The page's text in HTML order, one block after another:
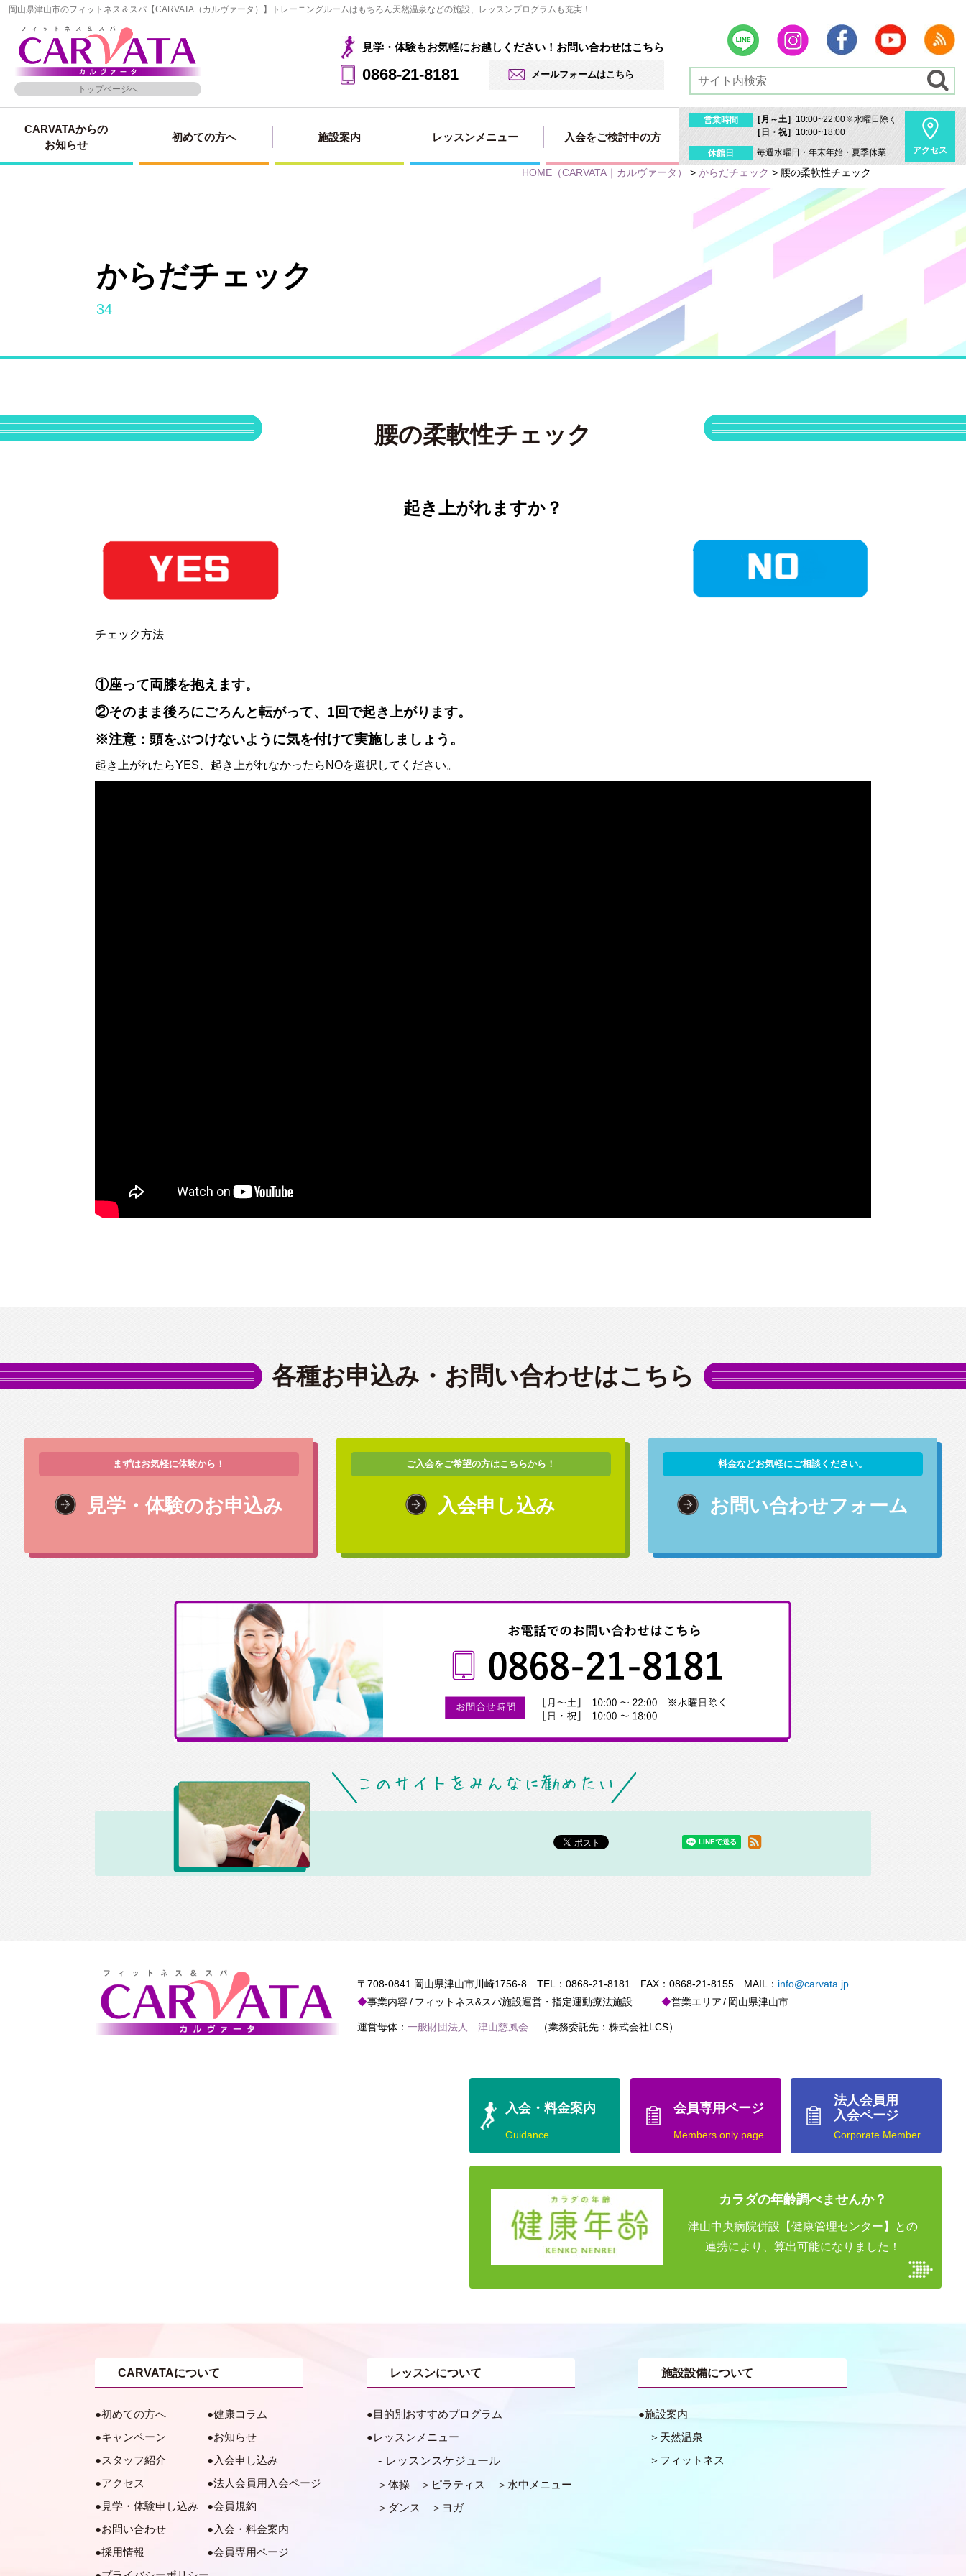
岡山県津山市のフィットネス＆スパ【CARVATA（カルヴァータ）】トレーニングルームはもちろん天然温泉などの施設、レッスンプログラムも充実！
トップページへ
見学・体験もお気軽にお越しください！お問い合わせはこちら
0868-21-8181 メールフォームはこちら
CARVATAからの
お知らせ
初めての方へ 施設案内 レッスンメニュー 入会をご検討中の方
営業時間 ［月～土］ 10:00~22:00※水曜日除く
［日・祝］ 10:00~18:00
休館日 毎週水曜日・年末年始・夏季休業 アクセス
HOME （CARVATA｜カルヴァータ） > からだチェック > 腰の柔軟性チェック
からだチェック
34
腰の柔軟性チェック
起き上がれますか？
チェック方法
①座って両膝を抱えます。
②そのまま後ろにごろんと転がって、1回で起き上がります。
※注意：頭をぶつけないように気を付けて実施しましょう。
起き上がれたらYES、起き上がれなかったらNOを選択してください。
各種お申込み・ お問い合わせはこちら
まずはお気軽に体験から！
見学・体験のお申込み
ご入会をご希望の方はこちらから！
入会申し込み
料金などお気軽にご相談ください。
お問い合わせフォーム
〒708-0841 岡山県津山市川崎1756-8 TEL： 0868-21-8181 FAX：0868-21-8155 MAIL： info@carvata.jp
事業内容
フィットネス&スパ施設運営・指定運動療法施設 営業エリア 岡山県津山市
運営母体： 一般財団法人 津山慈風会 （業務委託先：株式会社LCS）
入会・料金案内
Guidance
会員専用ページ
Members only page
法人会員用
入会ページ
Corporate Member
カラダの年齢調べませんか？
津山中央病院併設【健康管理センター】との
連携により、算出可能になりました！
CARVATAについて
初めての方へ
健康コラム
キャンペーン
お知らせ
スタッフ紹介
入会申し込み
アクセス
法人会員用入会ページ
見学・体験申し込み
会員規約
お問い合わせ
入会・料金案内
採用情報
会員専用ページ
レッスンについて
目的別おすすめプログラム
レッスンメニュー
レッスンスケジュール
体操
ピラティス
水中メニュー
ダンス
ヨガ
施設設備について
施設案内
天然温泉
フィットネス